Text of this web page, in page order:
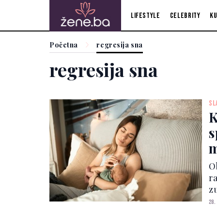
Lifestyle Celebrity
Početna regresija sna
regresija sna
28.